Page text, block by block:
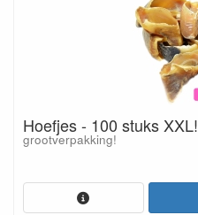
Hoefjes - 100 stuks XXL!
grootverpakking!